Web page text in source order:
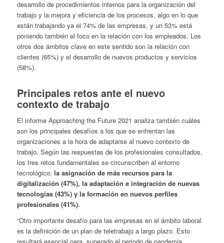
desarrollo de procedimientos internos para la organización del
trabajo y la mejora y eficiencia de los procesos, algo en lo que
están trabajando ya el 74% de las empresas, y un 53% está
poniendo también el foco en la relación con los empleados. Los
otros dos ámbitos clave en este sentido son la relación con
clientes (65%) y el desarrollo de nuevos productos y servicios
(58%).
Principales retos ante el nuevo
contexto de trabajo
El informe Approaching the Future 2021 analiza también cuáles
son los principales desafíos a los que se enfrentan las
organizaciones a la hora de adaptarse al nuevo contexto de
trabajo. Según las respuestas de los profesionales consultados,
los tres retos fundamentales se circunscriben al entorno
tecnológico: la asignación de más recursos para la
digitalización (47%), la adaptación e integración de nuevas
tecnologías (43%) y la formación en nuevos perfiles
profesionales (41%).
“Otro importante desafío para las empresas en el ámbito laboral
es la definición de un plan de teletrabajo a largo plazo. Esto